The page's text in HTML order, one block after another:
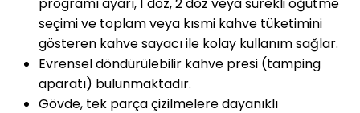
seçimi ve toplam veya kısmi kahve tüketimini
gösteren kahve sayacı ile kolay kullanım sağlar.
Evrensel döndürülebilir kahve presi (tamping
aparatı) bulunmaktadır.
Gövde, tek parça çizilmelere dayanıklı